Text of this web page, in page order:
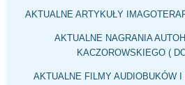
AKTUALNE ARTYKUŁY
AKTUALNE NAGRANIA
KACZOROWSKIEGO (
AKTUALNE FILMY AUDIOBUKÓW